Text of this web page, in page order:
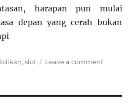
harapan pun mulai
depan yang cerah bukan
,slot Leave a commenton